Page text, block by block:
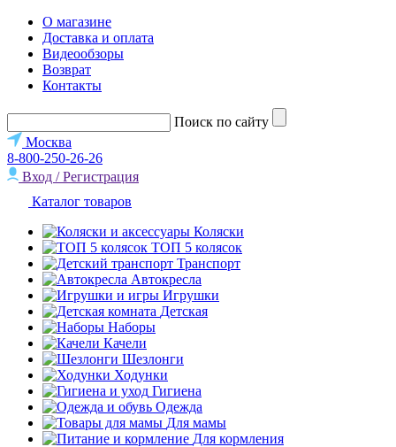
О магазине
Доставка и оплата
Видеообзоры
Возврат
Контакты
Поиск по сайту
Москва
8-800-250-26-26
Вход / Регистрация
Каталог товаров
Коляски
ТОП 5 колясок
Транспорт
Автокресла
Игрушки
Детская
Наборы
Качели
Шезлонги
Ходунки
Гигиена
Одежда
Для мамы
Для кормления